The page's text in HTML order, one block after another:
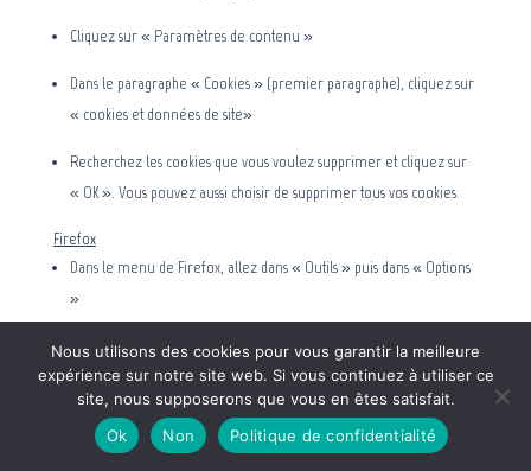
Cliquez sur « Paramètres de contenu »
Dans le paragraphe « Cookies » (premier paragraphe), cliquez sur
« cookies et données de site»
Recherchez les cookies que vous voulez supprimer et cliquez sur
« OK ». Vous pouvez aussi choisir de supprimer tous vos cookies.
Firefox
Dans le menu de Firefox, allez dans « Outils » puis dans « Options
»
Sur l’onglet « Vie Privée », cliquez sur « Afficher les cookies »
Recherchez les cookies que vous voulez supprimer et cliquez sur
« Supprimer les cookies »
Nous utilisons des cookies pour vous garantir la meilleure
expérience sur notre site web. Si vous continuez à utiliser ce
site, nous supposerons que vous en êtes satisfait.
Ok
Non Politique de confidentialité